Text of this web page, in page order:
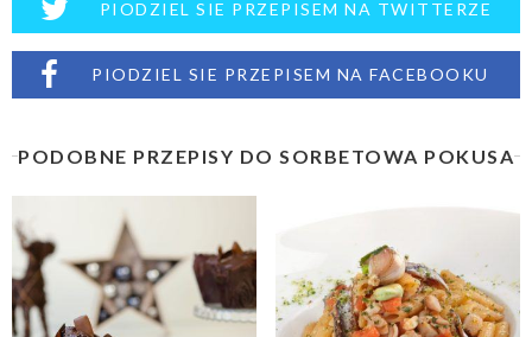
PIODZIEL SIE PRZEPISEM NA TWITTERZE
PIODZIEL SIE PRZEPISEM NA FACEBOOKU
PODOBNE PRZEPISY DO SORBETOWA POKUSA